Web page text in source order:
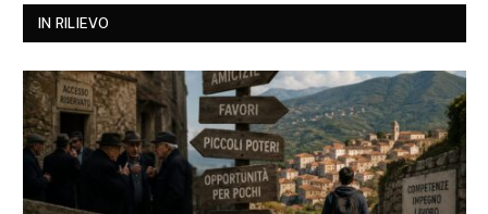
IN RILIEVO